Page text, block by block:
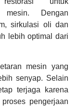
mesin. Dengan
sirkulasi oli dan
lebih optimal dari
mesin yang
senyap. Selain
terjaga karena
pengerjaan